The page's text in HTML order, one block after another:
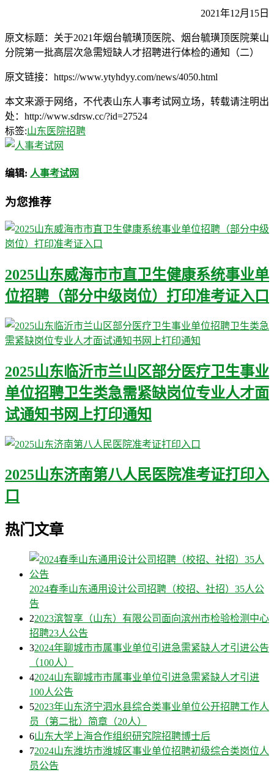
2021年12月15日
原文标题：关于2021年烟台毓璜顶医院、烟台毓璜顶医院莱山
分院第一批高层次急需短缺人才招聘进行体检的通知（二）
原文链接：https://www.ytyhdyy.com/news/4050.html
本文来源于网络，不代表山东人事考试网立场，转载请注明出
处：http://www.sdrsw.cc/?id=27524
标签:山东医院招聘
编辑: 人事考试网
为您推荐
2025山东威海市市直卫生健康系统事业单
位招聘（部分中级岗位）打印准考证入口
2025山东临沂市兰山区部分医疗卫生事业
单位招聘卫生类急需紧缺岗位专业人才面
试通知书网上打印通知
2025山东济南第八人民医院准考证打印入
口
热门文章
2024春季山东通用设计公司招聘（校招、社招）35人公
告
22023滨智享（山东）有限公司面向滨州市检验检测中心
招聘23人公告
32024年聊城市市属事业单位引进急需紧缺人才引进公告
（100人）
42024山东聊城市市属事业单位引进急需紧缺人才引进
100人公告
52023年山东济宁泗水县综合类事业单位公开招聘工作人
员（第二批）简章（20人）
6山东大学上海合作组织研究院招聘博士后
72024山东潍坊市潍城区事业单位招聘初级综合类岗位人
员公告